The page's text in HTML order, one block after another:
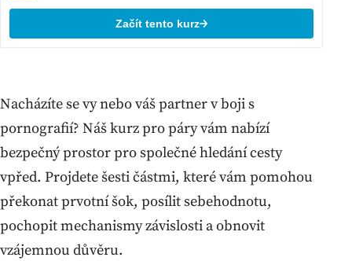
Začít tento kurz
Nacházíte se vy nebo váš partner v boji s
pornografií? Náš kurz pro páry vám nabízí
bezpečný prostor pro společné hledání cesty
vpřed. Projdete šesti částmi, které vám pomohou
překonat prvotní šok, posílit sebehodnotu,
pochopit mechanismy závislosti a obnovit
vzájemnou důvěru.